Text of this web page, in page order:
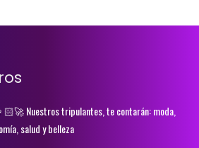
Nuestros tripulantes, te contarán: moda,
salud y belleza